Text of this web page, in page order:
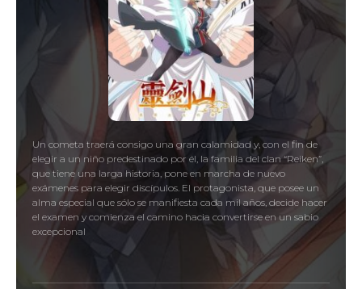
Un cometa traerá consigo una gran calamidad y, con el fin de
elegir a un niño predestinado por él, la familia del clan “Reiken”,
que tiene una larga historia, pone en marcha de nuevo
exámenes para elegir discípulos. El protagonista, que posee un
alma especial que sólo se manifiesta cada mil años, decide hacer
el examen y comienza el camino hacia convertirse en un sabio
excepcional